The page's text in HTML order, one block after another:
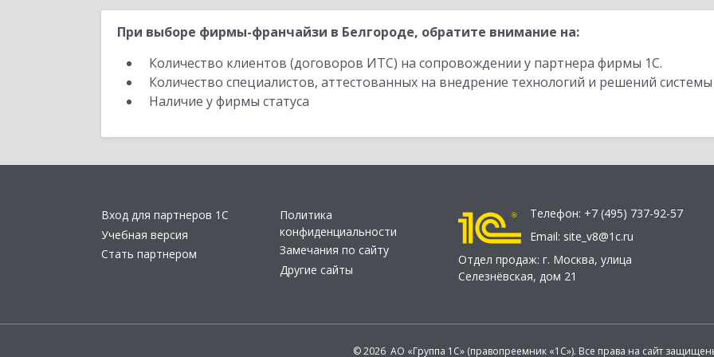
При выборе фирмы-франчайзи в Белгороде, обратите внимание на:
Количество клиентов (договоров ИТС) на сопровождении у партнера фирмы 1С.
Количество специалистов, аттестованных на внедрение технологий и решений
Наличие у фирмы статуса
Вход для партнеров 1С
Учебная версия
Стать партнером
Политика
конфиденциальности
Замечания по сайту
Другие сайты
Телефон: +7 (495) 737-92-57
Email: site_v8@1c.ru
Отдел продаж: г. Москва, улица
Селезнёвская, дом 21
© 2026 АО «Группа 1С» (правопреемник «1С»). Все права на сайт